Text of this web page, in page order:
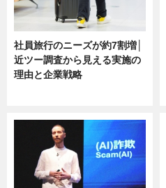
社員旅行のニーズが約7割増│
近ツー調査から見える実施の
理由と企業戦略